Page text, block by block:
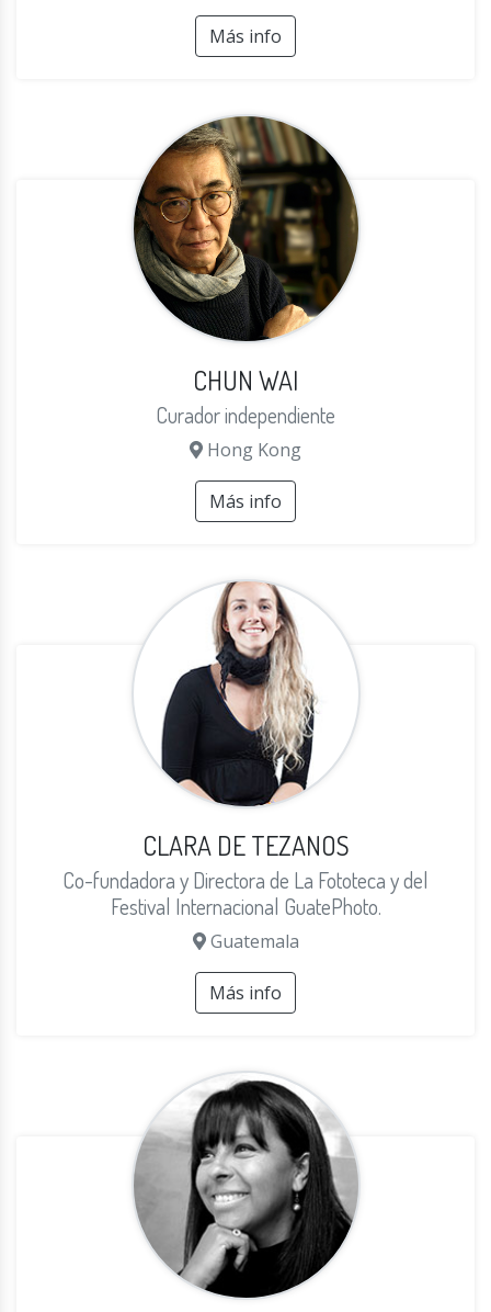
Más info
CHUN WAI
Curador independiente
Hong Kong
Más info
CLARA DE TEZANOS
Co-fundadora y Directora de La Fototeca y del
Festival Internacional GuatePhoto.
Guatemala
Más info